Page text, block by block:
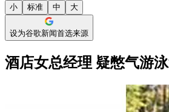
小 标准 中 大
设为谷歌新闻首选来源
酒店女总经理 疑憋气游